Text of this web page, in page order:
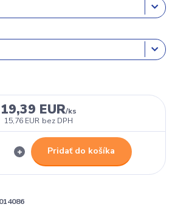
19,39 EUR/ks
15,76 EUR bez DPH
Pridať do košíka